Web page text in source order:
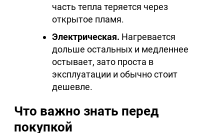
часть тепла теряется через
открытое пламя.
Электрическая. Нагревается
дольше остальных и медленнее
остывает, зато проста в
эксплуатации и обычно стоит
дешевле.
Что важно знать перед
покупкой